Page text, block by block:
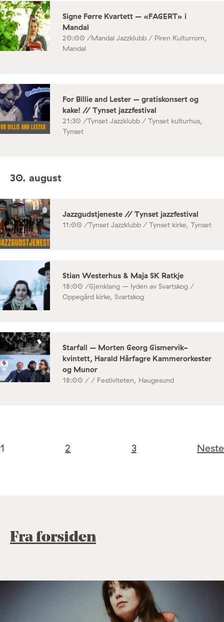
Signe Førre Kvartett – «FAGERT» i
Mandal
20:00 /Mandal Jazzklubb / Piren Kulturrom,
Mandal
For Billie and Lester – gratiskonsert og
kake! // Tynset jazzfestival
21:30 /Tynset Jazzklubb / Tynset kulturhus,
Tynset
30. august
Jazzgudstjeneste // Tynset jazzfestival
11:00 /Tynset Jazzklubb / Tynset kirke, Tynset
Stian Westerhus & Maja SK Ratkje
18:00 /Gjenklang – lyden av Svartskog /
Oppegård kirke, Svartskog
Starfall – Morten Georg Gismervik-
kvintett, Harald Hårfagre Kammerorkester
og Munor
18:00 / / Festiviteten, Haugesund
1 2 3 Neste
Fra forsiden